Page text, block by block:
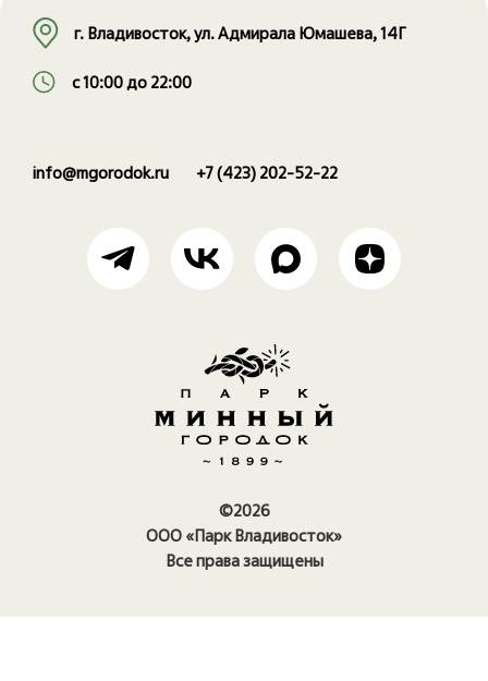
г. Владивосток, ул. Адмирала Юмашева, 14Г
с 10:00 до 22:00
info@mgorodok.ru +7 (423) 202-52-22
©2026
ООО «Парк Владивосток»
Все права защищены